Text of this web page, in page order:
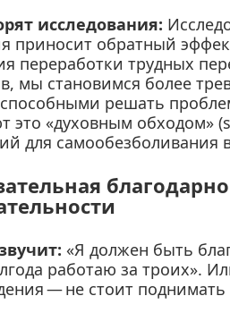
исследования:
приносит обратный
переработки трудных
мы становимся более
решать
это «духовным обходом»
для самообезболивания
«Я должен быть
работаю за троих».
— не стоит